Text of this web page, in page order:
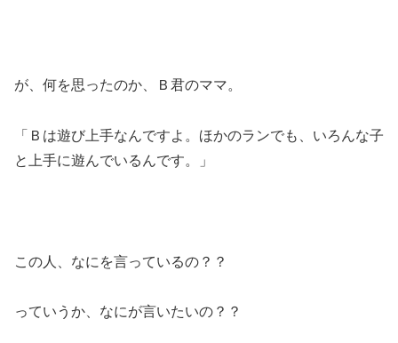
が、何を思ったのか、Ｂ君のママ。
「Ｂは遊び上手なんですよ。ほかのランでも、いろんな子
と上手に遊んでいるんです。」
この人、なにを言っているの？？
っていうか、なにが言いたいの？？